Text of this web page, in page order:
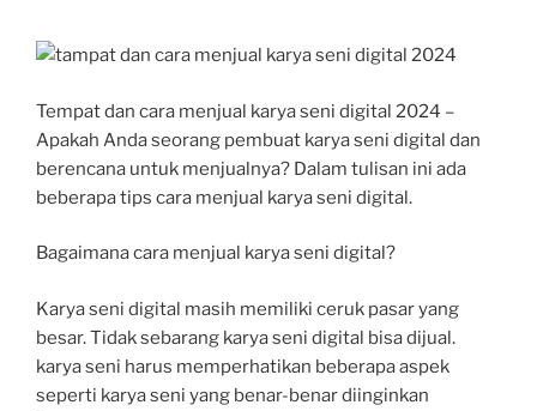
Tempat dan cara menjual karya seni digital 2024 –
Apakah Anda seorang pembuat karya seni digital dan
berencana untuk menjualnya? Dalam tulisan ini ada
beberapa tips cara menjual karya seni digital.
Bagaimana cara menjual karya seni digital?
Karya seni digital masih memiliki ceruk pasar yang
besar. Tidak sebarang karya seni digital bisa dijual.
karya seni harus memperhatikan beberapa aspek
seperti karya seni yang benar-benar diinginkan